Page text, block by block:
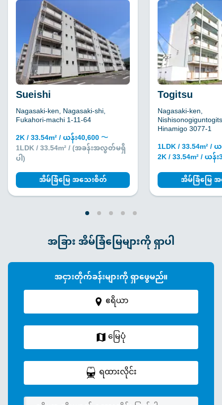
Sueishi
Nagasaki-ken, Nagasaki-shi,
Fukahori-machi 1-11-64
2K / 33.54m² / ယန်း40,600 〜
1LDK / 33.54m² / (အခန်းအလွတ်မရှိ
ပါ)
အိမ်ခြံမြေ အသေးစိတ်
Togitsu
Nagasaki-ken,
Hinamigo 3077-1
1LDK / 33.54m² /
2K / 33.54m² / ယန်း
အိမ်ခြံမြေ
အခြား အိမ်ခြံမြေများကို ရှာပါ
အငှားတိုက်ခန်းများကို ရှာဖွေမည်။
ဧရိယာ
မြေပုံ
ရထားလိုင်း